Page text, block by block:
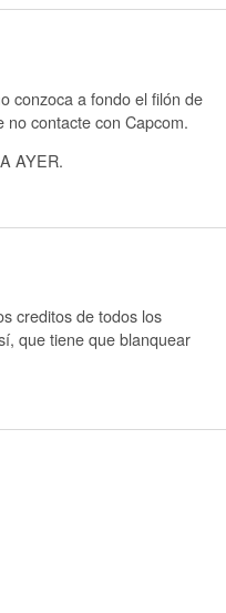
conzoca a fondo el filón de
no contacte con Capcom.
AYER.
creditos de todos los
que tiene que blanquear